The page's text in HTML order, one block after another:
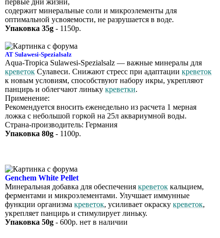
первые дни жизни,
содержит минеральные соли и микроэлементы для
оптимальной усвояемости, не разрушается в воде.
Упаковка 35g - 1150р.
AT Sulawesi-Spezialsalz
Aqua-Tropica Sulawesi-Spezialsalz — важные минералы для
креветок Сулавеси. Снижают стресс при адаптации креветок
к новым условиям, способствуют набору икры, укрепляют
панцирь и облегчают линьку креветки.
Применение:
Рекомендуется вносить еженедельно из расчета 1 мерная
ложка с небольшой горкой на 25л аквариумной воды.
Страна-производитель: Германия
Упаковка 80g - 1100р.
Genchem White Pellet
Минеральная добавка для обеспечения креветок кальцием,
ферментами и микроэлементами. Улучшает иммунные
функции организма креветок, усиливает окраску креветок,
укрепляет панцирь и стимулирует линьку.
Упаковка 50g - 600р. нет в наличии